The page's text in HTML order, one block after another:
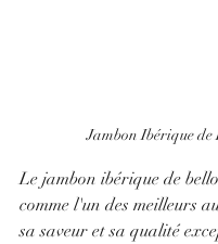
Jambon Ibérique de
Le jambon ibérique de
comme l'un des meilleurs
sa saveur et sa qualité